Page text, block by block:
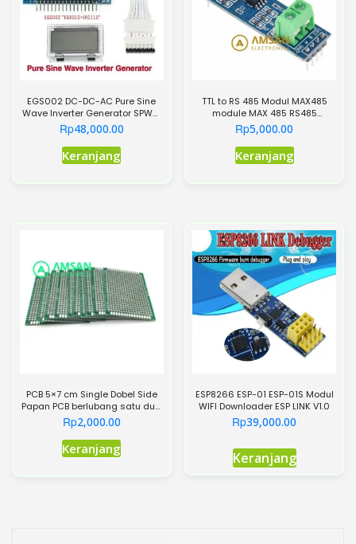
EGS002 DC-DC-AC Pure Sine
Wave Inverter Generator SPWM
Module Driver
Rp48,000.00
KeranjangProduk
ini
dapat
diambil
di
TTL to RS 485 Modul MAX485
module MAX 485 RS485
NodeMCU aksesoris
Rp5,000.00
Keranjang
PCB 5×7 cm Single Dobel Side
Papan PCB berlubang satu dua
sisi
Rp2,000.00
KeranjangProduk
ESP8266 ESP-01 ESP-01S Modul
WIFI Downloader ESP LINK V1.0
Rp39,000.00
Keranjang